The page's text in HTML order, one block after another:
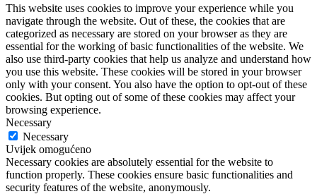
This website uses cookies to improve your experience while you
navigate through the website. Out of these, the cookies that are
categorized as necessary are stored on your browser as they are
essential for the working of basic functionalities of the website. We
also use third-party cookies that help us analyze and understand how
you use this website. These cookies will be stored in your browser
only with your consent. You also have the option to opt-out of these
cookies. But opting out of some of these cookies may affect your
browsing experience.
Necessary
Necessary
Uvijek omogućeno
Necessary cookies are absolutely essential for the website to
function properly. These cookies ensure basic functionalities and
security features of the website, anonymously.